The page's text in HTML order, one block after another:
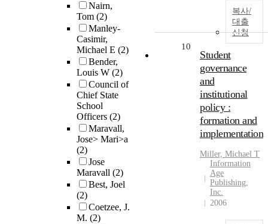
Nairn,
Tom (2)
Manley-
Casimir,
Michael E (2)
Bender,
Louis W (2)
Council of
Chief State
School
Officers (2)
Maravall,
Jose> Mari>a
(2)
Jose
Maravall (2)
Best, Joel
(2)
Coetzee, J.
M. (2)
복사/
대출
신청
10
Student
governance
and
institutional
policy :
formation and
implementation
Miller, Michael T
Information
Age
Publishing,
Inc.
2006